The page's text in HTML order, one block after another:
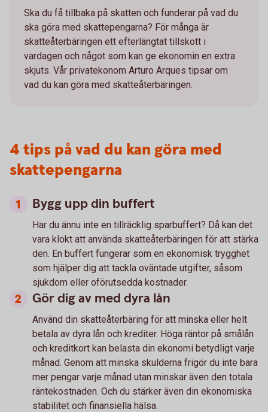
Ska du få tillbaka på skatten och funderar på vad du
ska göra med skattepengarna? För många är
skatteåterbäringen ett efterlängtat tillskott i
vardagen och något som kan ge ekonomin en extra
skjuts. Vår privatekonom Arturo Arques tipsar om
vad du kan göra med skatteåterbäringen.
4 tips på vad du kan göra med
skattepengarna
Bygg upp din buffert
Har du ännu inte en tillräcklig sparbuffert? Då kan det
vara klokt att använda skatteåterbäringen för att stärka
den. En buffert fungerar som en ekonomisk trygghet
som hjälper dig att tackla oväntade utgifter, såsom
sjukdom eller oförutsedda kostnader.
Gör dig av med dyra lån
Använd din skatteåterbäring för att minska eller helt
betala av dyra lån och krediter. Höga räntor på smålån
och kreditkort kan belasta din ekonomi betydligt varje
månad. Genom att minska skulderna frigör du inte bara
mer pengar varje månad utan minskar även den totala
räntekostnaden. Och du stärker även din ekonomiska
stabilitet och finansiella hälsa.